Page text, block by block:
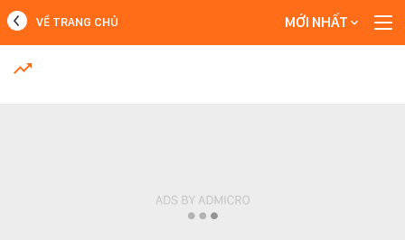
MỚI NHẤT
VỀ TRANG CHỦ MỚI NHẤT